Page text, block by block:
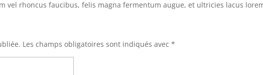
vel rhoncus faucibus, felis magna fermentum augue, et ultricies lacus
Les champs obligatoires sont indiqués avec*